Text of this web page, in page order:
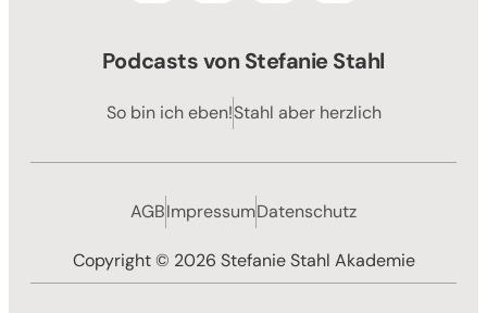
Podcasts von Stefanie Stahl
So bin ich eben!Stahl aber herzlich
AGBImpressumDatenschutz
Copyright © 2026 Stefanie Stahl Akademie